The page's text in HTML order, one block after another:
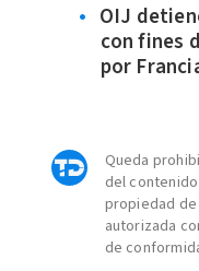
OIJ
con fines
por
Queda
del
propiedad de
autorizada
de